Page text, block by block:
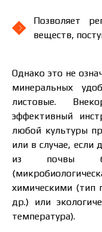
Позволяет
веществ,
Однако это не
минеральных
листовые.
эффективный
любой культуры
или в случае, если
из почвы
химическими (тип
др.) или
температура).